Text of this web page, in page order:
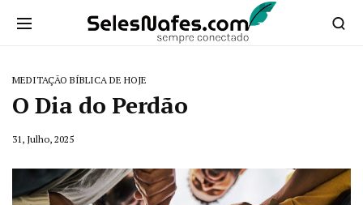
MEDITAÇÃO BÍBLICA DE HOJE
O Dia do Perdão
31, Julho, 2025